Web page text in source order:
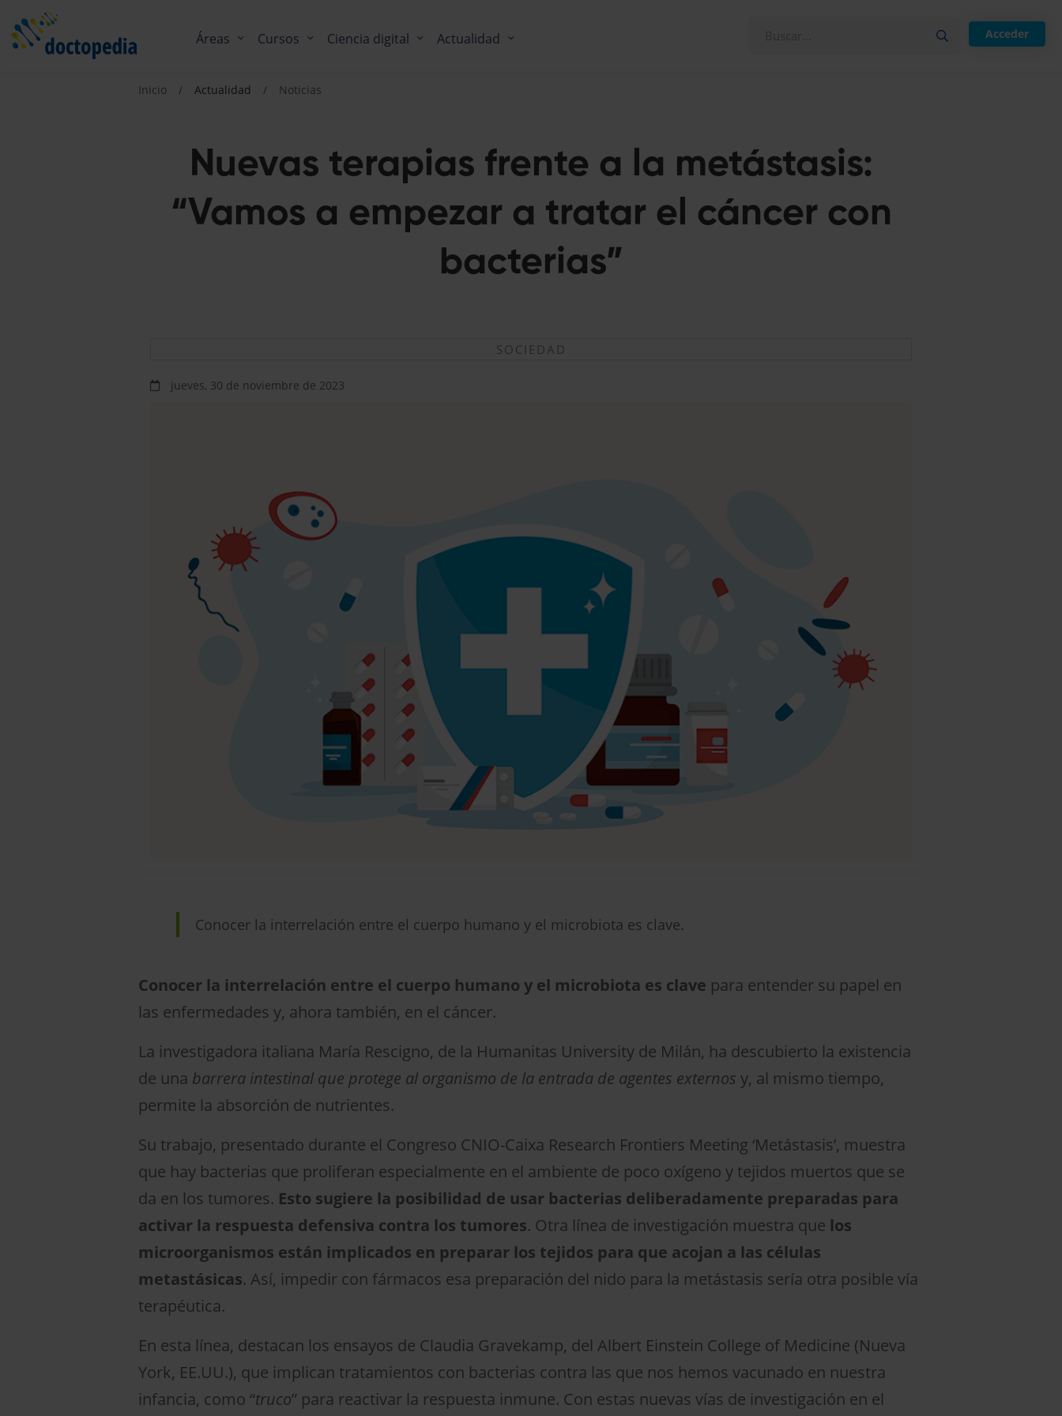
Áreas Cursos Ciencia digital Actualidad Acceder
Nuevas terapias frente a la metástasis:
“Vamos a empezar a tratar el cáncer con
bacterias”
Inicio Actualidad Noticias
SOCIEDAD
jueves, 30 de noviembre de 2023
Conocer la interrelación entre el cuerpo humano y el microbiota es clave.
Conocer la interrelación entre el cuerpo humano y el microbiota es clave para entender su papel en
las enfermedades y, ahora también, en el cáncer.
La investigadora italiana María Rescigno, de la Humanitas University de Milán, ha descubierto la existencia
de una barrera intestinal que protege al organismo de la entrada de agentes externos y, al mismo tiempo,
permite la absorción de nutrientes.
Su trabajo, presentado durante el Congreso CNIO-Caixa Research Frontiers Meeting ‘Metástasis’, muestra
que hay bacterias que proliferan especialmente en el ambiente de poco oxígeno y tejidos muertos que se
da en los tumores. Esto sugiere la posibilidad de usar bacterias deliberadamente preparadas para
activar la respuesta defensiva contra los tumores. Otra línea de investigación muestra que los
microorganismos están implicados en preparar los tejidos para que acojan a las células
metastásicas. Así, impedir con fármacos esa preparación del nido para la metástasis sería otra posible vía
terapéutica.
En esta línea, destacan los ensayos de Claudia Gravekamp, del Albert Einstein College of Medicine (Nueva
York, EE.UU.), que implican tratamientos con bacterias contra las que nos hemos vacunado en nuestra
infancia, como “truco” para reactivar la respuesta inmune. Con estas nuevas vías de investigación en el